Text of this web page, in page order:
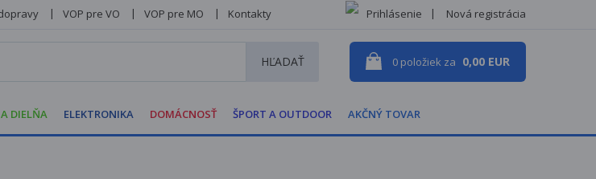
VOP pre VO VOP pre MO Kontakty Prihlásenie Nová registrácia
HĽADAŤ 0 položiek za 0,00 EUR
DIELŇA ELEKTRONIKA DOMÁCNOSŤ ŠPORT A OUTDOOR AKČNÝ TOVAR